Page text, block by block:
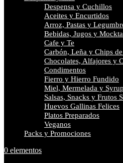
Despensa y Cuchillos
Aceites y Encurtidos
Arroz, Pastas y
Bebidas, Jugos y
Cafe y Te
Carbón, Leña y Chips
Chocolates, Alfajores y
Condimentos
Fierro y Hierro Fundido
Miel, Mermelada y Syrup
Salsas, Snacks y Frutos
Huevos Gallinas Felices
Platos Preparados
Veganos
Packs y Promociones
0 elementos